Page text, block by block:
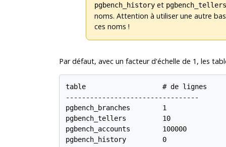
pgbench_history et pgbench_tellers
noms. Attention à utiliser une autre
ces noms !
Par défaut, avec un facteur d'échelle de 1, les
table                   # de lignes
---------------------------------
pgbench_branches        1
pgbench_tellers         10
pgbench_accounts        100000
pgbench_history         0